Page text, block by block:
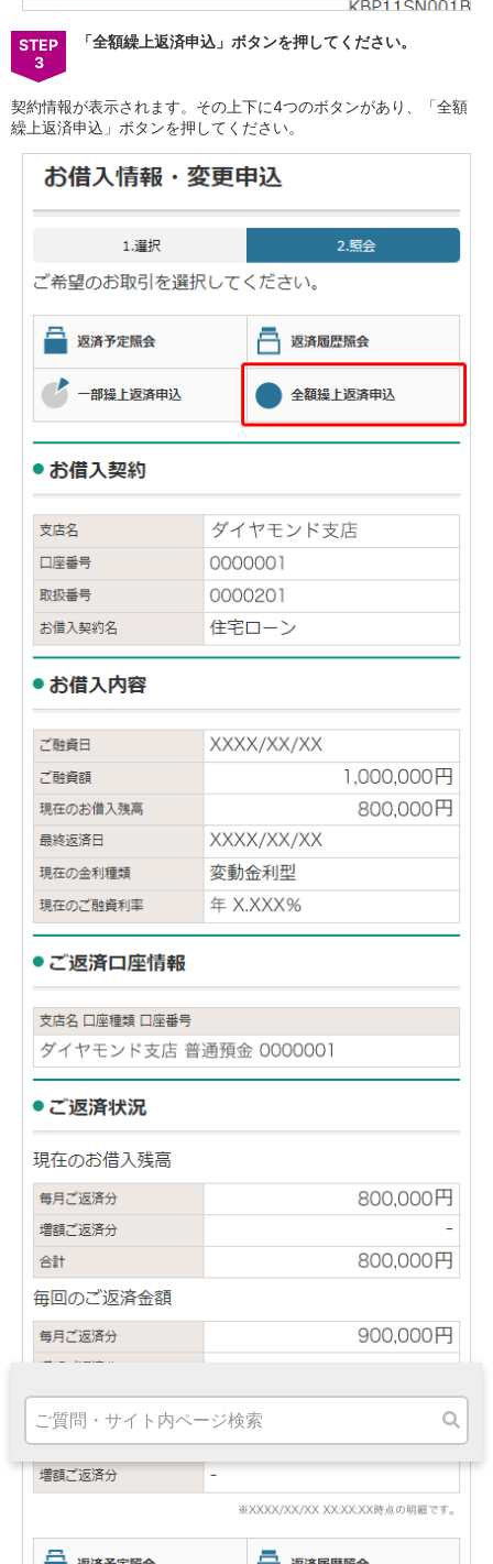
手数料
金利
キャンペーン
店舗・ATM
店舗
北海道・東北
北海道
秋田県
福島県
関東／北陸・甲信越
茨城県
栃木県
群馬県
埼玉県
千葉県
東京都
神奈川県
新潟県
富山県
石川県
山梨県
岐阜県
静岡県
愛知県
滋賀県
京都府
大阪府
奈良県
和歌山県
中国／四国
岡山県
広島県
徳島県
香川県
愛媛県
高知県
九州・沖縄
福岡県
熊本県
宮崎県
鹿児島県
沖縄県
オンライン相談専用
ATM
ATMサービス
ATM検索
タマルWeb
パンフレット
STEP
3
「全額繰上返済申込」ボタンを押してください。
契約情報が表示されます。その上下に4つのボタンがあり、「全額
繰上返済申込」ボタンを押してください。